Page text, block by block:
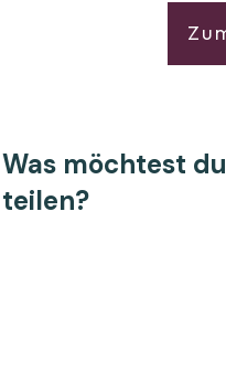
Was möchtest
teilen?